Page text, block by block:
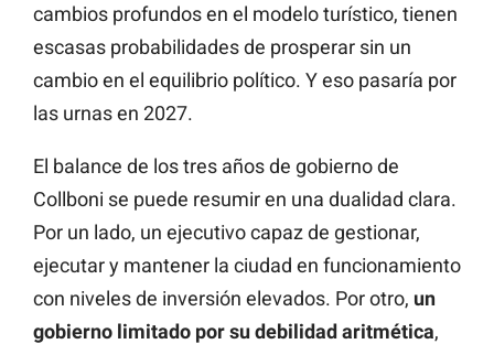
cambios profundos en el modelo turístico, tienen
escasas probabilidades de prosperar sin un
cambio en el equilibrio político. Y eso pasaría por
las urnas en 2027.
El balance de los tres años de gobierno de
Collboni se puede resumir en una dualidad clara.
Por un lado, un ejecutivo capaz de gestionar,
ejecutar y mantener la ciudad en funcionamiento
con niveles de inversión elevados. Por otro, un
gobierno limitado por su debilidad aritmética,